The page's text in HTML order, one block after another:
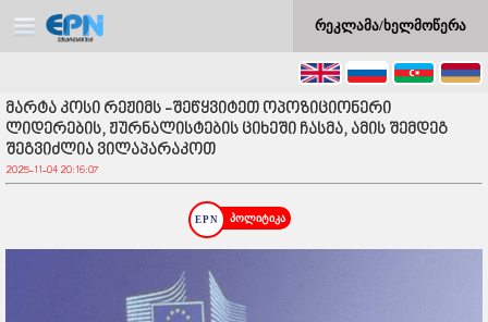
რეკლამა/ხელმოწერა
მარტა კოსი რეჟიმს -შეწყვიტეთ ოპოზიციონერი
ლიდერების, ჟურნალისტების ციხეში ჩასმა, ამის შემდეგ
შეგვიძლია ვილაპარაკოთ
2025-11-04 20:16:07
პოლიტიკა